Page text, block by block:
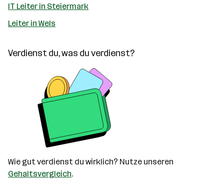
IT Leiter in Steiermark
Leiter in Wels
Verdienst du, was du verdienst?
Wie gut verdienst du wirklich? Nutze unseren
Gehaltsvergleich.